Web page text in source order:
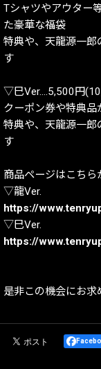
Tシャツやアウター
た豪華な福袋
特典や、天龍源一
す
▽巳Ver.…5,500円
クーポン券や特典
特典や、天龍源一郎
す
商品ページはこちら
▽龍Ver.
https://
▽巳Ver.
https://
是非この機会にお求